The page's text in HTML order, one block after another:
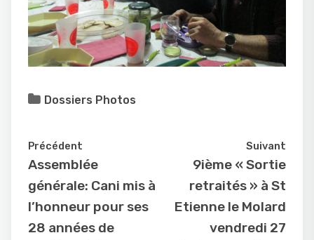
Dossiers Photos
Précédent
Assemblée
générale: Cani mis à
l’honneur pour ses
28 années de
Suivant
9ième « Sortie
retraités » à St
Etienne le Molard
vendredi 27